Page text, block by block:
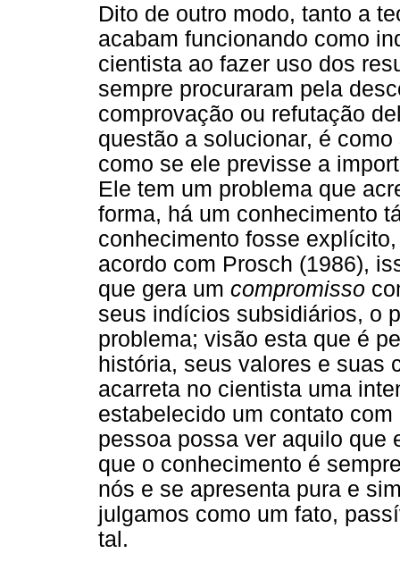
Dito de outro modo, tanto a
acabam funcionando como
cientista ao fazer uso dos
sempre procuraram pela
comprovação ou refutação
questão a solucionar, é
como se ele previsse a
Ele tem um problema que
forma, há um conhecimento
conhecimento fosse
acordo com Prosch (1986),
que gera um compromisso
seus indícios subsidiários, o
problema; visão esta que é
história, seus valores e suas
acarreta no cientista uma
estabelecido um contato
pessoa possa ver aquilo que
que o conhecimento é
nós e se apresenta pura e
julgamos como um fato,
tal.